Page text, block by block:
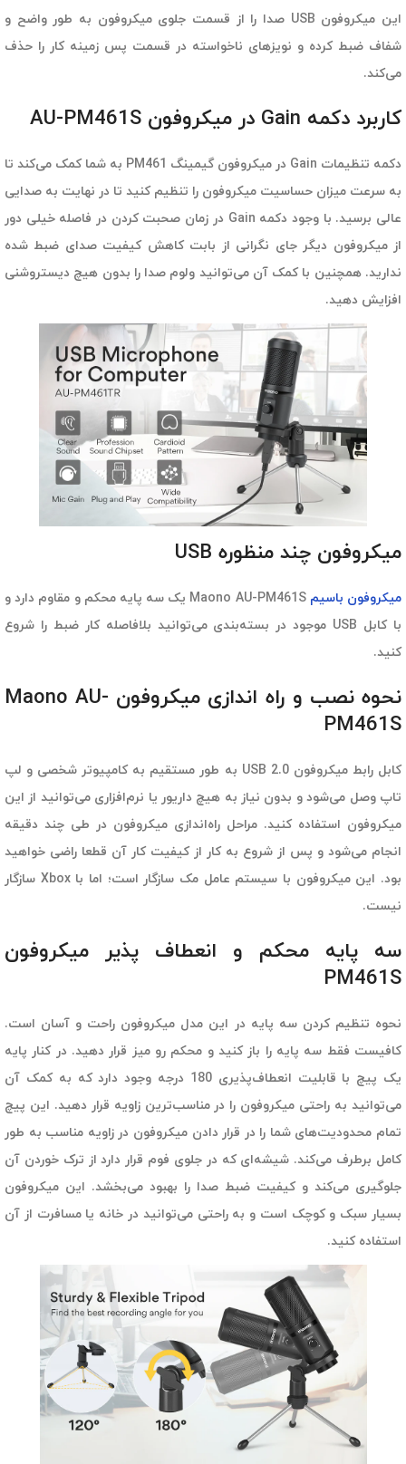
این میکروفون USB صدا را از قسمت جلوی میکروفون به طور واضح و
شفاف ضبط کرده و نویزهای ناخواسته در قسمت پس زمینه کار را حذف
می‌کند.
کاربرد دکمه Gain در میکروفون AU-PM461S
دکمه تنظیمات Gain در میکروفون گیمینگ PM461 به شما کمک می‌کند تا
به سرعت میزان حساسیت میکروفون را تنظیم کنید تا در نهایت به صدایی
عالی برسید. با وجود دکمه Gain در زمان صحبت کردن در فاصله خیلی دور
از میکروفون دیگر جای نگرانی از بابت کاهش کیفیت صدای ضبط شده
ندارید. همچنین با کمک آن می‌توانید ولوم صدا را بدون هیچ دیستروشنی
افزایش دهید.
میکروفون چند منظوره USB
میکروفون باسیم
Maono AU-PM461S یک سه پایه محکم و مقاوم دارد و
با کابل USB موجود در بسته‌بندی می‌توانید بلافاصله کار ضبط را شروع
کنید.
نحوه نصب و راه اندازی میکروفون Maono AU-
PM461S
کابل رابط میکروفون USB 2.0 به طور مستقیم به کامپیوتر شخصی و لپ
تاپ وصل می‌شود و بدون نیاز به هیچ داریور یا نرم‌افزاری می‌توانید از این
میکروفون استفاده کنید. مراحل راه‌اندازی میکروفون در طی چند دقیقه
انجام می‌شود و پس از شروع به کار از کیفیت کار آن قطعا راضی خواهید
بود. این میکروفون با سیستم عامل مک سازگار است؛ اما با Xbox سازگار
نیست.
سه پایه محکم و انعطاف پذیر میکروفون
PM461S
نحوه تنظیم کردن سه پایه در این مدل میکروفون راحت و آسان است.
کافیست فقط سه پایه را باز کنید و محکم رو میز قرار دهید. در کنار پایه
یک پیچ با قابلیت انعطاف‌پذیری 180 درجه وجود دارد که به کمک آن
می‌توانید به راحتی میکروفون را در مناسب‌ترین‌ زاویه قرار دهید. این پیچ
تمام محدودیت‌های شما را در قرار دادن میکروفون در زاویه مناسب به طور
کامل برطرف می‌کند. شیشه‌ای که در جلوی فوم قرار دارد از ترک خوردن آن
جلوگیری می‌کند و کیفیت ضبط صدا را بهبود می‌بخشد. این میکروفون
بسیار سبک و کوچک است و به راحتی می‌توانید در خانه یا مسافرت از آن
استفاده کنید.